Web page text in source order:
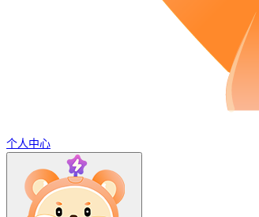
个人中心